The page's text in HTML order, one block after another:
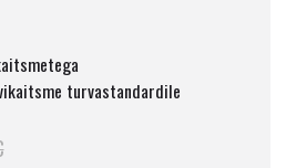
turvastandardile